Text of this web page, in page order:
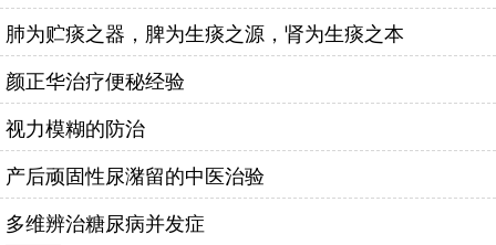
肺为贮痰之器，脾为生痰之源，肾为生痰之本
颜正华治疗便秘经验
视力模糊的防治
产后顽固性尿潴留的中医治验
多维辨治糖尿病并发症